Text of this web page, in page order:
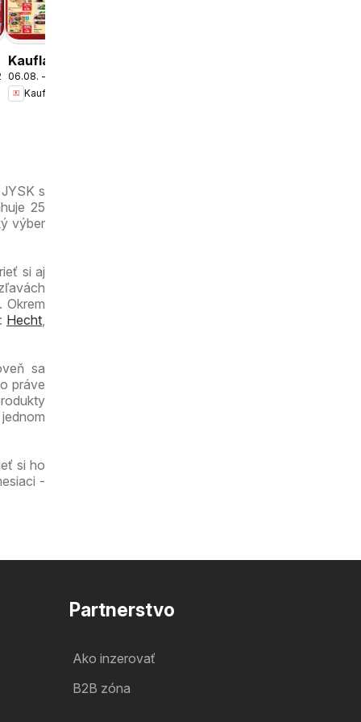
Kaufland
Bratislava-
Petržalka
06.08. - 12.08.2026
Kaufland
s
25
výber
si aj
Okrem
Hecht,
sa
práve
si ho
-
Partnerstvo
Ako inzerovať
B2B zóna